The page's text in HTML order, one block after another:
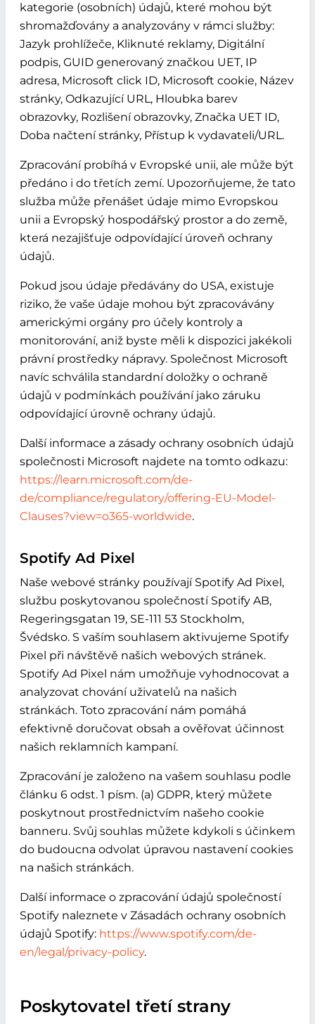
kategorie (osobních) údajů, které mohou být
shromažďovány a analyzovány v rámci služby:
Jazyk prohlížeče, Kliknuté reklamy, Digitální
podpis, GUID generovaný značkou UET, IP
adresa, Microsoft click ID, Microsoft cookie, Název
stránky, Odkazující URL, Hloubka barev
obrazovky, Rozlišení obrazovky, Značka UET ID,
Doba načtení stránky, Přístup k vydavateli/URL.
Zpracování probíhá v Evropské unii, ale může být
předáno i do třetích zemí. Upozorňujeme, že tato
služba může přenášet údaje mimo Evropskou
unii a Evropský hospodářský prostor a do země,
která nezajišťuje odpovídající úroveň ochrany
údajů.
Pokud jsou údaje předávány do USA, existuje
riziko, že vaše údaje mohou být zpracovávány
americkými orgány pro účely kontroly a
monitorování, aniž byste měli k dispozici jakékoli
právní prostředky nápravy. Společnost Microsoft
navíc schválila standardní doložky o ochraně
údajů v podmínkách používání jako záruku
odpovídající úrovně ochrany údajů.
Další informace a zásady ochrany osobních údajů
společnosti Microsoft najdete na tomto odkazu:
https://learn.microsoft.com/de-
de/compliance/regulatory/offering-EU-Model-
Clauses?view=o365-worldwide.
Spotify Ad Pixel
Naše webové stránky používají Spotify Ad Pixel,
službu poskytovanou společností Spotify AB,
Regeringsgatan 19, SE-111 53 Stockholm,
Švédsko. S vaším souhlasem aktivujeme Spotify
Pixel při návštěvě našich webových stránek.
Spotify Ad Pixel nám umožňuje vyhodnocovat a
analyzovat chování uživatelů na našich
stránkách. Toto zpracování nám pomáhá
efektivně doručovat obsah a ověřovat účinnost
našich reklamních kampaní.
Zpracování je založeno na vašem souhlasu podle
článku 6 odst. 1 písm. (a) GDPR, který můžete
poskytnout prostřednictvím našeho cookie
banneru. Svůj souhlas můžete kdykoli s účinkem
do budoucna odvolat úpravou nastavení cookies
na našich stránkách.
Další informace o zpracování údajů společností
Spotify naleznete v Zásadách ochrany osobních
údajů Spotify: https://www.spotify.com/de-
en/legal/privacy-policy.
Poskytovatel třetí strany